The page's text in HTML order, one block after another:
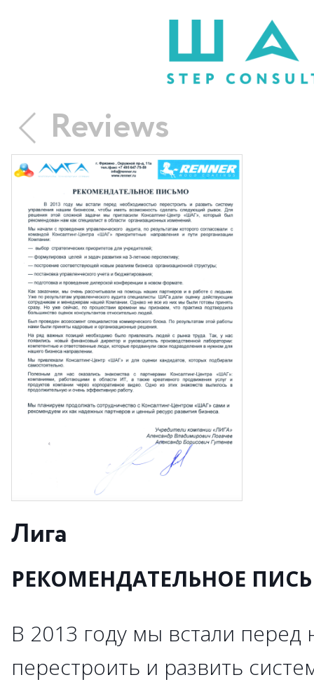
Reviews
Лига
РЕКОМЕНДАТЕЛЬНОЕ
В 2013 году мы встали
перестроить и развить